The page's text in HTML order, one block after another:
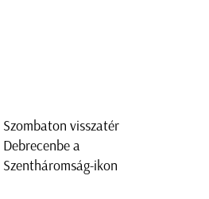
Szombaton visszatér
Debrecenbe a
Szentháromság-ikon